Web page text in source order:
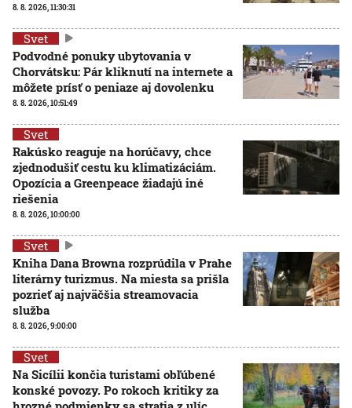
8. 8. 2026, 11:30:31
Svet
Podvodné ponuky ubytovania v
Chorvátsku: Pár kliknutí na internete a
môžete prísť o peniaze aj dovolenku
8. 8. 2026, 10:51:49
Svet
Rakúsko reaguje na horúčavy, chce
zjednodušiť cestu ku klimatizáciám.
Opozícia a Greenpeace žiadajú iné
riešenia
8. 8. 2026, 10:00:00
Svet
Kniha Dana Browna rozprúdila v Prahe
literárny turizmus. Na miesta sa prišla
pozrieť aj najväčšia streamovacia
služba
8. 8. 2026, 9:00:00
Svet
Na Sicílii končia turistami obľúbené
konské povozy. Po rokoch kritiky za